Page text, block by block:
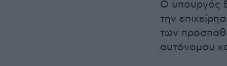
Ο υπουργός
την
των
αυτόνομου